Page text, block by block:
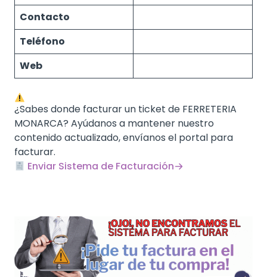
Contacto
Teléfono
Web
¿Sabes donde facturar un ticket de FERRETERIA
MONARCA? Ayúdanos a mantener nuestro
contenido actualizado, envíanos el portal para
facturar.
Enviar Sistema de Facturación